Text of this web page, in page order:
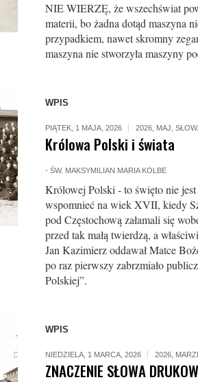
NIE WIERZĘ, że wszechświat
materii, bo żadna dotąd maszyna
przypadkiem, nawet skromny
maszyna nie stworzyła maszyny
WPIS
PIĄTEK, 1 MAJA, 2026 2026, MAJ
Królowa Polski i świata
- ŚW. MAKSYMILIAN MARIA KOLBE
Królowej Polski - to święto nie
wspomnieć na wiek XVII, kiedy
pod Częstochową załamali się
przed tak małą twierdzą, a
Jan Kazimierz oddawał Matce
po raz pierwszy zabrzmiało
Polskiej”.
WPIS
NIEDZIELA, 1 MARCA, 2026 2026,
ZNACZENIE SŁOWA